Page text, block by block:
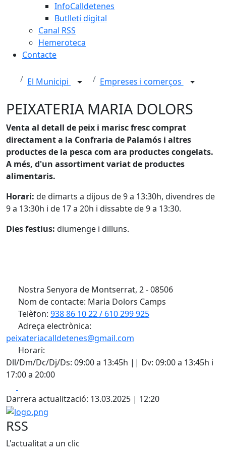
InfoCalldetenes
Butlletí digital
Canal RSS
Hemeroteca
Contacte
El Municipi Empreses i comerços
PEIXATERIA MARIA DOLORS
Venta al detall de peix i marisc fresc comprat
directament a la Confraria de Palamós i altres
productes de la pesca com ara productes congelats.
A més, d'un assortiment variat de productes
alimentaris.
Horari: de dimarts a dijous de 9 a 13:30h, divendres de
9 a 13:30h i de 17 a 20h i dissabte de 9 a 13:30.
Dies festius: diumenge i dilluns.
Nostra Senyora de Montserrat, 2 - 08506
Nom de contacte: Maria Dolors Camps
Telèfon: 938 86 10 22 / 610 299 925
Adreça electrònica:
peixateriacalldetenes@gmail.com
Horari:
Dll/Dm/Dc/Dj/Ds: 09:00 a 13:45h || Dv: 09:00 a 13:45h i
17:00 a 20:00
Darrera actualització: 13.03.2025 | 12:20
logo.png
RSS
L'actualitat a un clic